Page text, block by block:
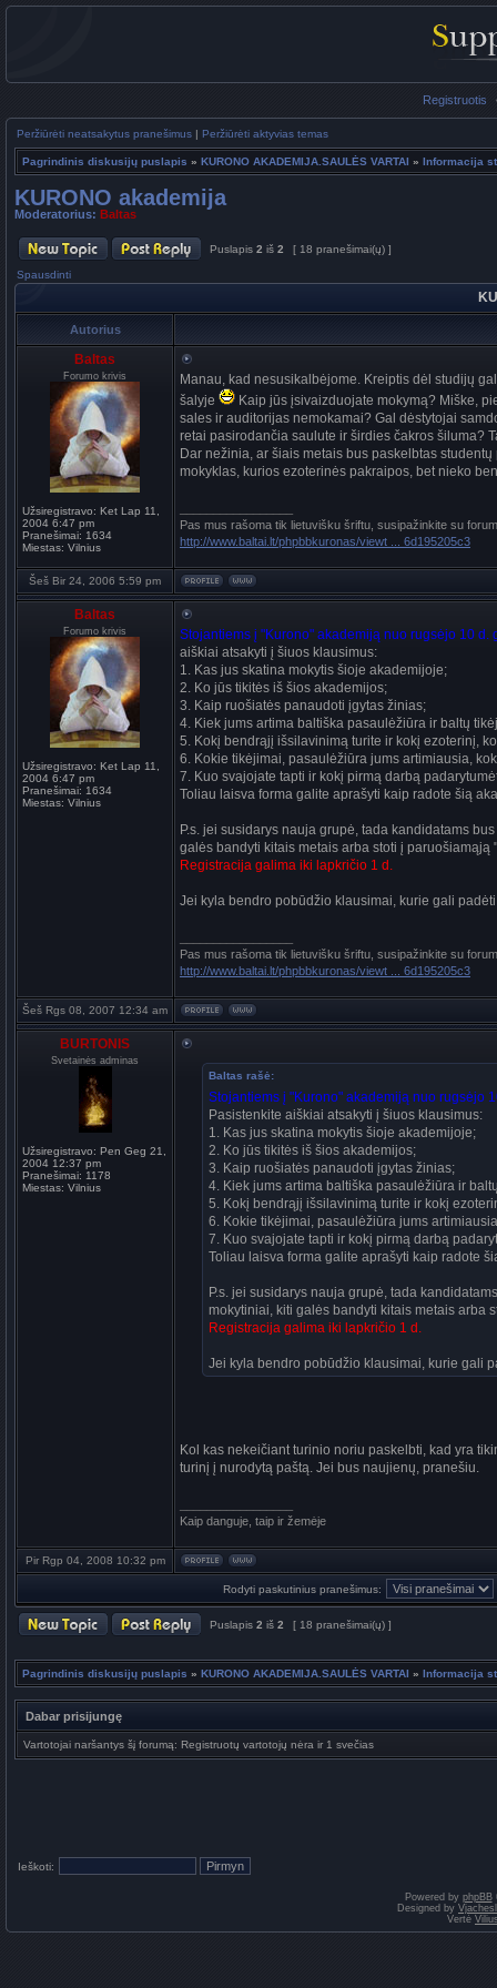
Registruotis
Peržiūrėti neatsakytus pranešimus | Peržiūrėti aktyvias temas
Pagrindinis diskusijų puslapis » KURONO AKADEMIJA.SAULĖS VARTAI » Informacija
KURONO akademija
Moderatorius: Baltas
Puslapis 2 iš 2 [ 18 pranešimai(ų) ]
Spausdinti
Autorius
Baltas
Forumo krivis
Užsiregistravo: Ket Lap 11,
2004 6:47 pm
Pranešimai: 1634
Miestas: Vilnius
Manau, kad nesusikalbėjome. Kreiptis dėl studijų
šalyje
Kaip jūs įsivaizduojate mokymą? Miške,
sales ir auditorijas nemokamai? Gal dėstytojai
retai pasirodančia saulute ir širdies čakros šiluma?
Dar nežinia, ar šiais metais bus paskelbtas
mokyklas, kurios ezoterinės pakraipos, bet nieko
Pas mus rašoma tik lietuvišku šriftu, susipažinkite su
http://www.baltai.lt/phpbbkuronas/viewt ... 6d195205c3
Šeš Bir 24, 2006 5:59 pm
Baltas
Forumo krivis
Užsiregistravo: Ket Lap 11,
2004 6:47 pm
Pranešimai: 1634
Miestas: Vilnius
Stojantiems į "Kurono" akademiją nuo rugsėjo 10
aiškiai atsakyti į šiuos klausimus:
1. Kas jus skatina mokytis šioje akademijoje;
2. Ko jūs tikitės iš šios akademijos;
3. Kaip ruošiatės panaudoti įgytas žinias;
4. Kiek jums artima baltiška pasaulėžiūra ir baltų
5. Kokį bendrąjį išsilavinimą turite ir kokį ezoterinį,
6. Kokie tikėjimai, pasaulėžiūra jums artimiausia,
7. Kuo svajojate tapti ir kokį pirmą darbą
Toliau laisva forma galite aprašyti kaip radote šią
P.s. jei susidarys nauja grupė, tada kandidatams
galės bandyti kitais metais arba stoti į paruošiamąją
Registracija galima iki lapkričio 1 d.
Jei kyla bendro pobūdžio klausimai, kurie gali
Pas mus rašoma tik lietuvišku šriftu, susipažinkite su
http://www.baltai.lt/phpbbkuronas/viewt ... 6d195205c3
Šeš Rgs 08, 2007 12:34 am
BURTONIS
Svetainės adminas
Užsiregistravo: Pen Geg 21,
2004 12:37 pm
Pranešimai: 1178
Miestas: Vilnius
Baltas rašė:
Stojantiems į "Kurono" akademiją nuo rugsėjo
Pasistenkite aiškiai atsakyti į šiuos klausimus:
1. Kas jus skatina mokytis šioje akademijoje;
2. Ko jūs tikitės iš šios akademijos;
3. Kaip ruošiatės panaudoti įgytas žinias;
4. Kiek jums artima baltiška pasaulėžiūra ir
5. Kokį bendrąjį išsilavinimą turite ir kokį
6. Kokie tikėjimai, pasaulėžiūra jums
7. Kuo svajojate tapti ir kokį pirmą darbą
Toliau laisva forma galite aprašyti kaip radote
P.s. jei susidarys nauja grupė, tada
mokytiniai, kiti galės bandyti kitais metais arba
Registracija galima iki lapkričio 1 d.
Jei kyla bendro pobūdžio klausimai, kurie gali
Kol kas nekeičiant turinio noriu paskelbti, kad yra
turinį į nurodytą paštą. Jei bus naujienų, pranešiu.
Kaip danguje, taip ir žemėje
Pir Rgp 04, 2008 10:32 pm
Rodyti paskutinius pranešimus:
Puslapis 2 iš 2 [ 18 pranešimai(ų) ]
Pagrindinis diskusijų puslapis » KURONO AKADEMIJA.SAULĖS VARTAI » Informacija
Dabar prisijungę
Vartotojai naršantys šį forumą: Registruotų vartotojų nėra ir 1 svečias
Ieškoti:
Powered by phpBB
Designed by
Vertė